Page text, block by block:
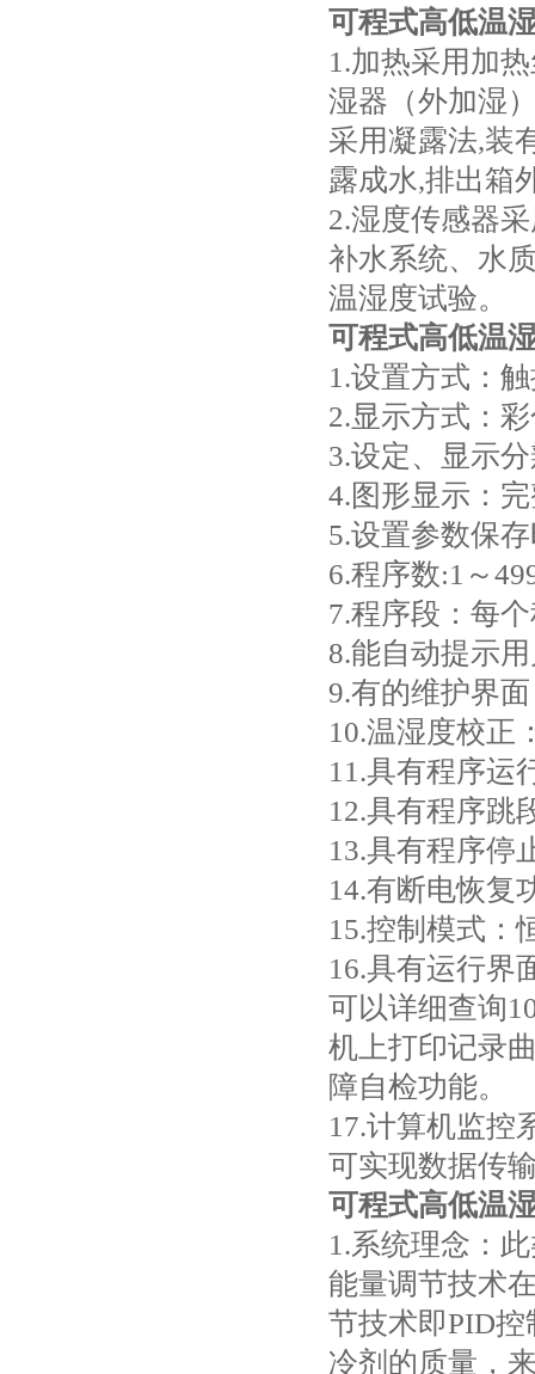
可程式高低温
1.加热采用加
湿器（外加湿
采用凝露法,装
露成水,排出箱
2.湿度传感器
补水系统、水
温湿度试验。
可程式高低温
1.设置方式：
2.显示方式：
3.设定、显示
4.图形显示：
5.设置参数保
6.程序数:1～
7.程序段：每
8.能自动提示
9.有的维护界
10.温湿度校正
11.具有程序运
12.具有程序跳
13.具有程序停
14.有断电恢复
15.控制模式：
16.具有运行界
可以详细查询
机上打印记录
障自检功能。
17.计算机监控
可实现数据传
可程式高低温
1.系统理念：
能量调节技术
节技术即PID
冷剂的质量，